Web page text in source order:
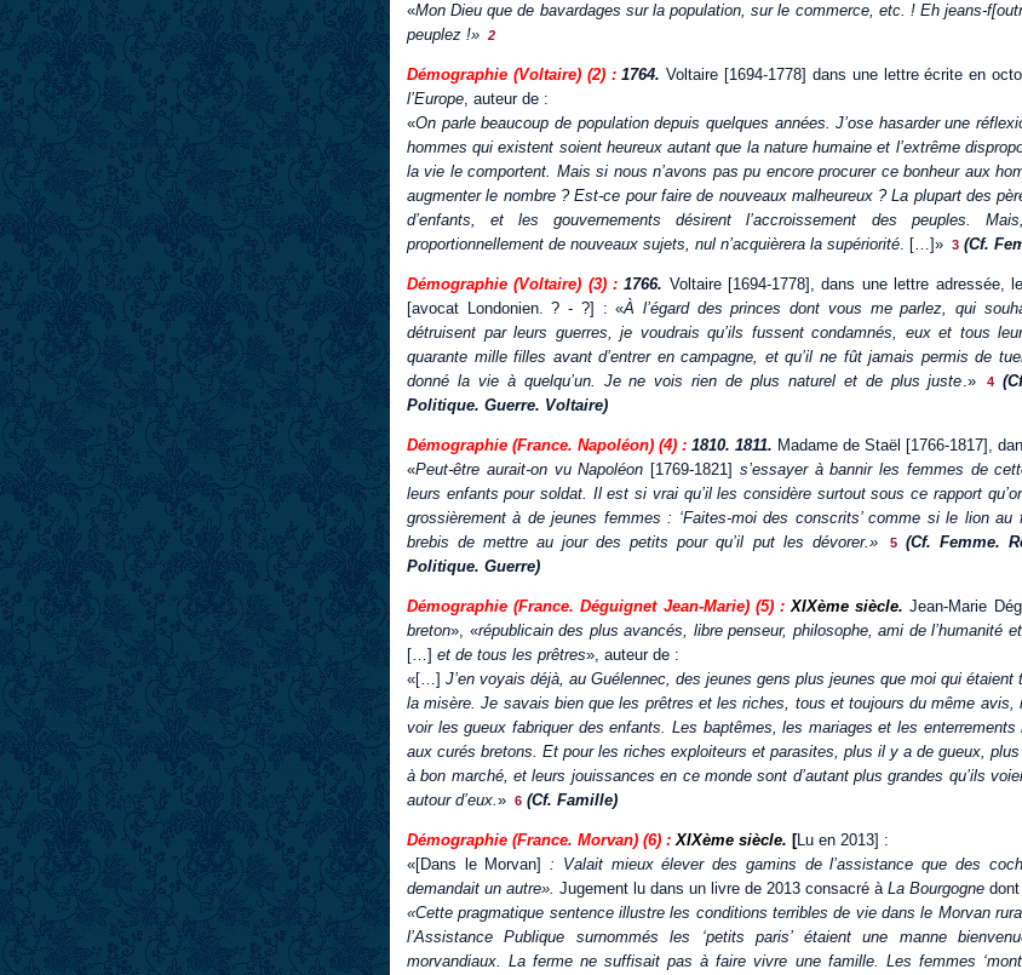
«Mon Dieu que de bavardages sur la population, sur le commerce, etc. ! Eh jeans-
peuplez !» 2
Démographie (Voltaire) (2) :1764. Voltaire [1694-1778] dans une lettre écrite en
l’Europe, auteur de :
«On parle beaucoup de population depuis quelques années. J’ose hasarder une
hommes qui existent soient heureux autant que la nature humaine et l’extrême
la vie le comportent. Mais si nous n’avons pas pu encore procurer ce bonheur aux
augmenter le nombre ? Est-ce pour faire de nouveaux malheureux ? La plupart des
d’enfants, et les gouvernements désirent l’accroissement des peuples.
proportionnellement de nouveaux sujets, nul n’acquièrera la supériorité. […]» 3 (Cf.
Démographie (Voltaire) (3) :1766. Voltaire [1694-1778], dans une lettre adressée,
[avocat Londonien. ? - ?] : «À l’égard des princes dont vous me parlez, qui
détruisent par leurs guerres, je voudrais qu’ils fussent condamnés, eux et tous
quarante mille filles avant d’entrer en campagne, et qu’il ne fût jamais permis de
donné la vie à quelqu’un. Je ne vois rien de plus naturel et de plus juste.» 4
Politique. Guerre. Voltaire)
Démographie (France. Napoléon) (4) : 1810. 1811. Madame de Staël [1766-1817],
«Peut-être aurait-on vu Napoléon [1769-1821] s’essayer à bannir les femmes de
leurs enfants pour soldat. Il est si vrai qu’il les considère surtout sous ce rapport
grossièrement à de jeunes femmes : ‘Faites-moi des conscrits’ comme si le lion
brebis de mettre au jour des petits pour qu’il put les dévorer.»
5
(Cf. Femme.
Politique. Guerre)
Démographie (France. Déguignet Jean-Marie) (5) :XIXème siècle. Jean-Marie
breton», «républicain des plus avancés, libre penseur, philosophe, ami de l’humanité
[…] et de tous les prêtres», auteur de :
«[…] J’en voyais déjà, au Guélennec, des jeunes gens plus jeunes que moi qui étaient
la misère. Je savais bien que les prêtres et les riches, tous et toujours du même avis,
voir les gueux fabriquer des enfants. Les baptêmes, les mariages et les
aux curés bretons. Et pour les riches exploiteurs et parasites, plus il y a de gueux,
à bon marché, et leurs jouissances en ce monde sont d’autant plus grandes qu’ils
autour d’eux.» 6 (Cf. Famille)
Démographie (France. Morvan) (6) :XIXème siècle. [Lu en 2013] :
«[Dans le Morvan] : Valait mieux élever des gamins de l’assistance que des
demandait un autre». Jugement lu dans un livre de 2013 consacré à La Bourgogne
«Cette pragmatique sentence illustre les conditions terribles de vie dans le Morvan
l’Assistance Publique surnommés les ‘petits paris’ étaient une manne
morvandiaux. La ferme ne suffisait pas à faire vivre une famille. Les femmes